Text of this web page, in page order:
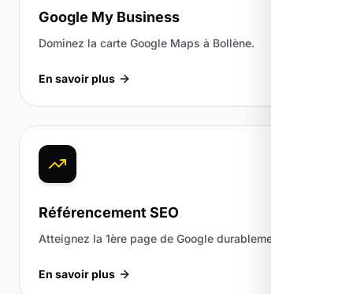
Google My Business
Dominez la carte Google Maps à Bollène.
En savoir plus
Référencement SEO
Atteignez la 1ère page de Google durablement.
En savoir plus